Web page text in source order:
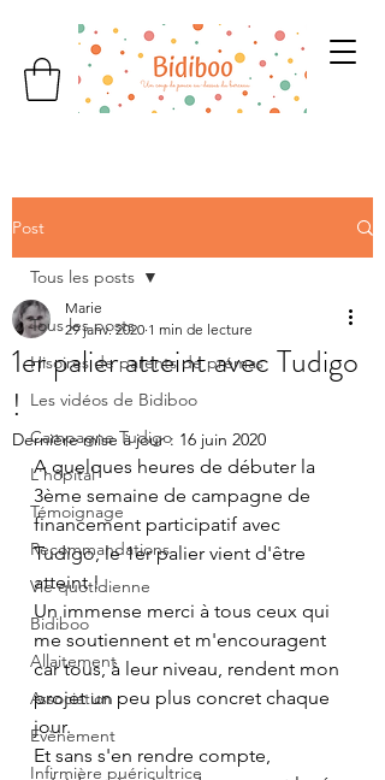
Post
Tous les posts
Hisoires de parents de prémas
Les vidéos de Bidiboo
Campagne Tudigo
L'hôpital
Témoignage
Recommandations
Vie quotidienne
Bidiboo
Allaitement
Association
Evènement
Infirmière puéricultrice
Tous les posts
1er palier atteint avec Tudigo
!
Marie
29 janv. 2020 1 min de lecture
Dernière mise à jour : 16 juin 2020
A quelques heures de débuter la
3ème semaine de campagne de
financement participatif avec
Tudigo, le 1er palier vient d'être
atteint !
Un immense merci à tous ceux qui
me soutiennent et m'encouragent
car tous, à leur niveau, rendent mon
projet un peu plus concret chaque
jour.
Et sans s'en rendre compte,